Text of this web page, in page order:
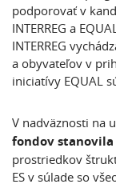
podporovať v
INTERREG a
INTERREG
a obyvateľov v
iniciatívy EQUAL
V nadväznosti na
fondovstanovila
prostriedkov
ES v súlade so